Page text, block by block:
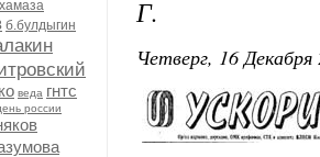
б.булдыгин
веда гнтс
россии
Г.
Четверг, 16